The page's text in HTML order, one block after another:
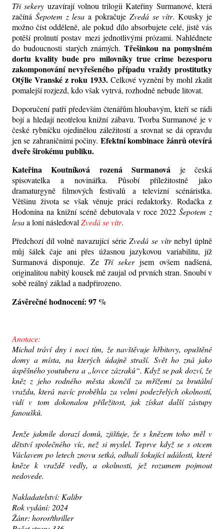
Tři sekery uzavírají volnou trilogii Kateřiny Surmanové, která
začíná Šepotem z lesa a pokračuje Zvedá se vítr. Kousky je
možno číst odděleně, ale pokud dílo absorbujete celé, jistě vás
potěší prolnutí postav mezi jednotlivými prózami. Nahlédnete
do budoucnosti starých známých.Třešinkou na pomyslném
dortu kvality bude pro milovníky true crime bezesporu
zakomponování nevyřešeného případu vraždy prostitutky
Otýlie Vranské z roku 1933. Celkové vyznění by mohl zkalit
pomalejší rozjezd, kdo však vytrvá, rozhodně nebude litovat.
Doporučení patří především čtenářům hloubavým, kteří se rádi
bojí a hledají neotřelou knižní zábavu. Tvorba Surmanové je v
české rybníčku ojedinělou záležitostí a srovnat se dá opravdu
jen se zahraničními počiny. Efektní kombinace žánrů otevírá
dveře širokému publiku.
Kateřina Koutníková rozená Surmanová je česká
spisovatelka a novinářka. Působí příležitostně jako
dramaturgyně filmových festivalů a televizní scénáristka.
Většinu života se však věnuje práci redaktorky. Rodačka z
Hodonína na knižní scéně debutovala v roce 2022Šepotem z
lesaa loni následoval Zvedá se vítr.
Předchozí díl volně navazující sérieZvedá se vítrnebyl úplně
můj šálek čaje ani přes úžasnou jazykovou variabilitu, jíž
Surmanová disponuje. Ze Tří sekerjsem ovšem nadšená,
originalitou nabitý kousek mě zaujal od prvních stran. Snoubí v
sobě reálný základ a nadpřirozeno.
Závěrečné hodnocení: 97 %
Anotace:
Michal tráví dny i noci tím, že navštěvuje hřbitovy, opuštěné
domy a místa, na kterých údajně straší. Svět ho zná jako
úspěšného youtubera a „lovce zázraků“. Když se pak dozví, že
kněz z jeho rodného města skončil za mřížemi za brutální
vraždu, která navíc proběhla za velmi podezřelých okolností,
vidí v tom dokonalou příležitost, jak získat další zástupy
fanoušků.
Jenže jakmile dorazí domů, zjišťuje, že s knězem toho měl v
dětství společného víc, než si myslel. Teprve když se s otcem
Václavem po letech znovu setká, odhalí šokující události, které
kněze k vraždě vedly, a okolnosti, jež rozumem pojmout
nedovede.
Nakladatelství: Kalibr
Rok vydání: 2024
Žánr: horor/thriller